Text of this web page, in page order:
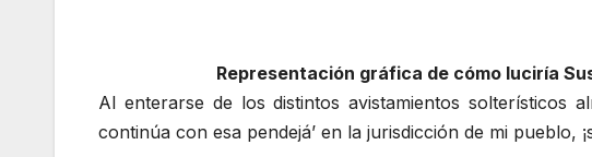
Representación gráfica de cómo luciría
Al enterarse de los distintos avistamientos solterísticos
continúa con esa pendejá’ en la jurisdicción de mi pueblo,